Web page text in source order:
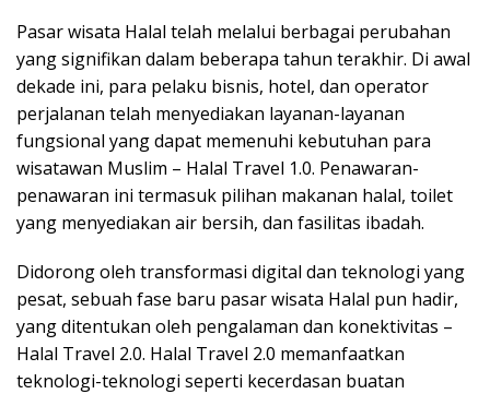
Pasar wisata Halal telah melalui berbagai perubahan
yang signifikan dalam beberapa tahun terakhir. Di awal
dekade ini, para pelaku bisnis, hotel, dan operator
perjalanan telah menyediakan layanan-layanan
fungsional yang dapat memenuhi kebutuhan para
wisatawan Muslim – Halal Travel 1.0. Penawaran-
penawaran ini termasuk pilihan makanan halal, toilet
yang menyediakan air bersih, dan fasilitas ibadah.
Didorong oleh transformasi digital dan teknologi yang
pesat, sebuah fase baru pasar wisata Halal pun hadir,
yang ditentukan oleh pengalaman dan konektivitas –
Halal Travel 2.0. Halal Travel 2.0 memanfaatkan
teknologi-teknologi seperti kecerdasan buatan